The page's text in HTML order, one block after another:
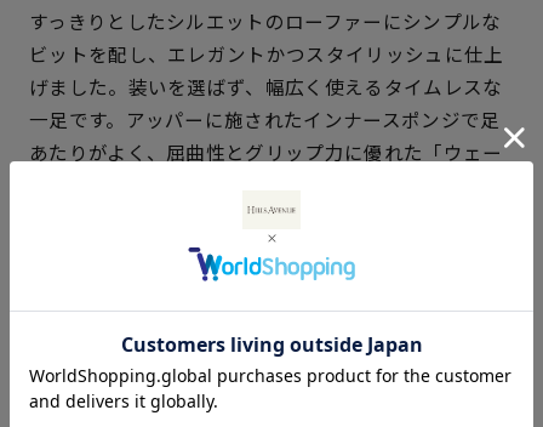
サイズを選択してください
21.5cm △ 概ね１週間後に発送
22cm × 在庫なし
× 在庫なし
× 在庫なし
24cm ○ 概ね１週間後に発送
すっきりとしたシルエットのローファーにシンプルな
ビットを配し、エレガントかつスタイリッシュに仕上
げました。装いを選ばず、幅広く使えるタイムレスな
一足です。アッパーに施されたインナースポンジで足
あたりがよく、屈曲性とグリップ力に優れた「ウェー
アッパー素材
ブラック：牛革キップエナメル
ベージュ：ラム革スムース
デニム：デニム素材
中敷き
合成皮革